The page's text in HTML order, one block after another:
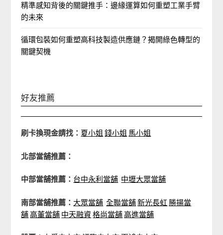
精準感知背後的關鍵推手：邊緣運算如何重塑工業手臂
的未來
循環包裝如何重塑高科技製造供應鏈？揭開綠色轉型的
關鍵契機
好友推薦
刷卡換現金請找： 夏小姐 錢小姐 馬小姐
北部當舖推薦：
中部當舖推薦： 台中永利當舖 中壢大眾當舖
南部當舖推薦： 大眾當舖 全聯當舖新光長虹 勝揚當
舖高董當舖 中天融資格尚當舖高進當舖